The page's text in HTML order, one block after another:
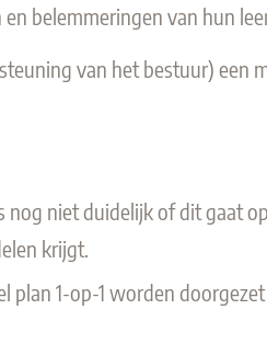
belemmeringen van hun
van het bestuur)
niet duidelijk of dit gaat
krijgt.
1-op-1 worden